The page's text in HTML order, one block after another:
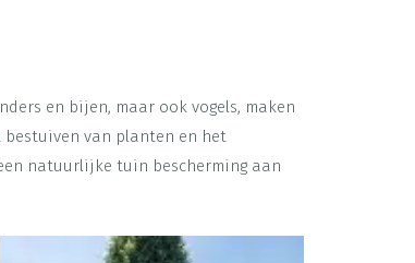
en bijen, maar ook vogels, maken
bestuiven van planten en het
natuurlijke tuin bescherming aan